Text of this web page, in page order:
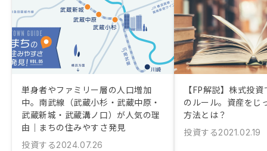
単身者やファミリー層の人口増加
中。南武線（武蔵小杉・武蔵中原・
武蔵新城・武蔵溝ノ口）が人気の理
由｜まちの住みやすさ発見
投資する2024.07.26
【FP解説】株式投
のルール。資産をじ
方法とは？
投資する2021.02.19